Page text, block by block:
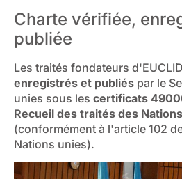
Charte vérifiée,
publiée
Les traités fondateurs
enregistrés et publiés par le
unies sous les certificats
Recueil des traités des Nations
(conformément à l'article 102
Nations unies).